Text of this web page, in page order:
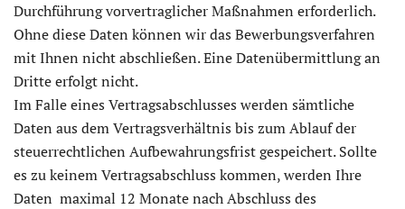
Durchführung vorvertraglicher Maßnahmen erforderlich.
Ohne diese Daten können wir das Bewerbungsverfahren
mit Ihnen nicht abschließen. Eine Datenübermittlung an
Dritte erfolgt nicht.
Im Falle eines Vertragsabschlusses werden sämtliche
Daten aus dem Vertragsverhältnis bis zum Ablauf der
steuerrechtlichen Aufbewahrungsfrist gespeichert. Sollte
es zu keinem Vertragsabschluss kommen, werden Ihre
Daten maximal 12 Monate nach Abschluss des